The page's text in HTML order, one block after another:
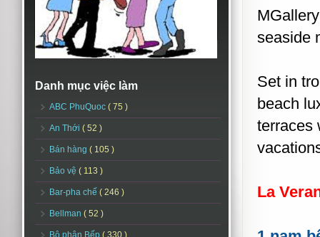
Danh mục việc làm
ABC PhuQuoc ( 75 )
An Thới ( 52 )
Bán hàng ( 105 )
Bảo vệ ( 113 )
Bar-pha chế ( 246 )
Bellman ( 52 )
Bộ phận Bếp ( 330 )
seaside
Set in
beach
terraces
La